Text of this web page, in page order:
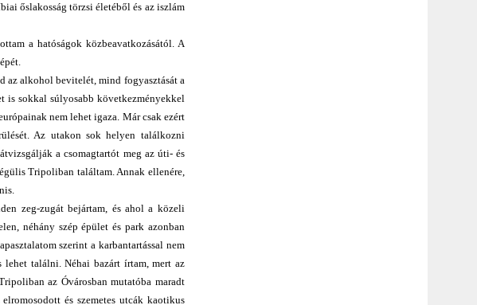
őslakosság törzsi életéből és az iszlám
a hatóságok közbeavatkozásától. A
az alkohol bevitelét, mind fogyasztását a
is sokkal súlyosabb következményekkel
nem lehet igaza. Már csak ezért
Az utakon sok helyen találkozni
a csomagtartót meg az úti- és
Tripoliban találtam. Annak ellenére,
zeg-zugát bejártam, és ahol a közeli
néhány szép épület és park azonban
szerint a karbantartással nem
lehet találni. Néhai bazárt írtam, mert az
az Óvárosban mutatóba maradt
és szemetes utcák kaotikus